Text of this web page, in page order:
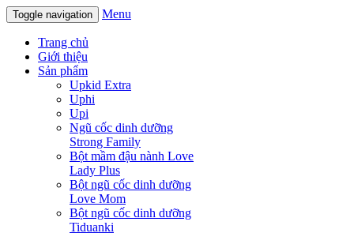
Toggle navigation Menu
Trang chủ
Giới thiệu
Sản phẩm
Upkid Extra
Uphi
Upi
Ngũ cốc dinh dưỡng
Strong Family
Bột mầm đậu nành Love
Lady Plus
Bột ngũ cốc dinh dưỡng
Love Mom
Bột ngũ cốc dinh dưỡng
Tiduanki